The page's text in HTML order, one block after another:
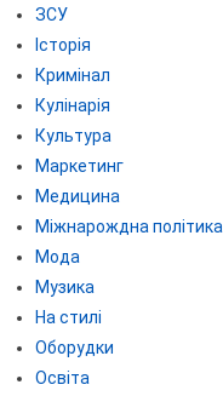
ЗСУ
Історія
Кримінал
Кулінарія
Культура
Маркетинг
Медицина
Міжнарождна політика
Мода
Музика
На стилі
Оборудки
Освіта